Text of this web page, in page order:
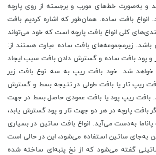
و به‌صورت خط‌های مورب و برجسته از روی پارچه
بافت ساده. همان‌طور که اشاره کردیم بافت
کلی انواع بافت پارچه است که خود می‌تواند
باشد. زیرمجموعه‌های بافت ساده عبارت هستند از:
و پود بافت ساده و گسترش دادن بافت سبب ایجاد
شد. خود بافت ریپ به سه نوع بافت زیر
ریپ تار یا بافت طولی در نتیجه بسط و گسترش
بافت ریپ پود یا بافت عمودی حاصل بسط در جهت
بافت پارچه در هر دو جهت تار و پود گسترش یابد،
به‌دست می‌آید. انواع بافت ساتین در بسیاری
به‌جای ساتین استفاده می‌شود، این در حالی است
گفته می‌شود که از نخ پنبه‌ای ساخته شده